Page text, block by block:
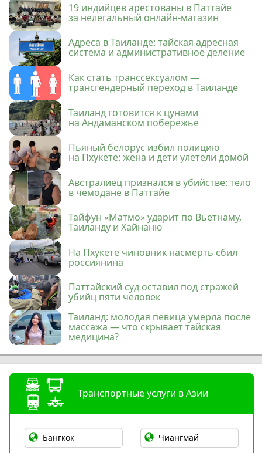
19 индийцев арестованы в Паттайе
за нелегальный онлайн-магазин
Адреса в Таиланде: тайская адресная
система и административное деление
Как стать транссексуалом —
трансгендерный переход в Таиланде
Таиланд готовится к цунами
на Андаманском побережье
Пьяный белорус избил полицию
на Пхукете: жена и дети улетели домой
Австралиец признался в убийстве: тело
в чемодане в Паттайе
Тайфун «Матмо» ударит по Вьетнаму,
Таиланду и Хайнаню
На Пхукете чиновник насмерть сбил
россиянина
Паттайский суд оставил под стражей
убийц пяти человек
Таиланд: молодая певица умерла после
массажа — что скрывает тайская
медицина?
Транспортные услуги в Азии